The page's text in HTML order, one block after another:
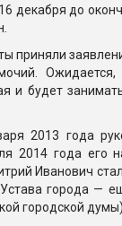
декабря до
приняли
и будет
2013 года
2014 года его
Иванович
города —
городской думы).